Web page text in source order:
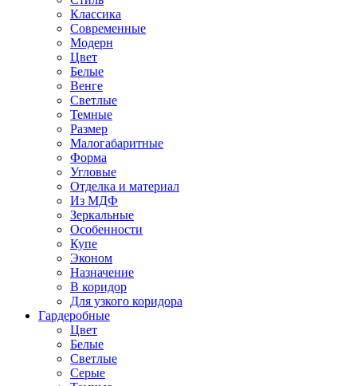
Классика
Современные
Модерн
Цвет
Белые
Венге
Светлые
Темные
Размер
Малогабаритные
Форма
Угловые
Отделка и материал
Из МДФ
Зеркальные
Особенности
Купе
Эконом
Назначение
В коридор
Для узкого коридора
Гардеробные
Цвет
Белые
Светлые
Серые